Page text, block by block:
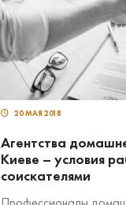
20 МАЯ 2018
Агентства
Киеве – условия
соискателями